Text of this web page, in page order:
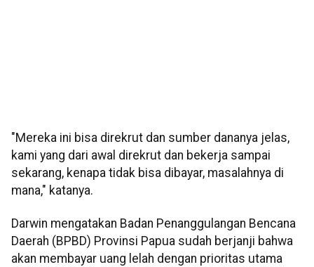
"Mereka ini bisa direkrut dan sumber dananya jelas,
kami yang dari awal direkrut dan bekerja sampai
sekarang, kenapa tidak bisa dibayar, masalahnya di
mana," katanya.
Darwin mengatakan Badan Penanggulangan Bencana
Daerah (BPBD) Provinsi Papua sudah berjanji bahwa
akan membayar uang lelah dengan prioritas utama